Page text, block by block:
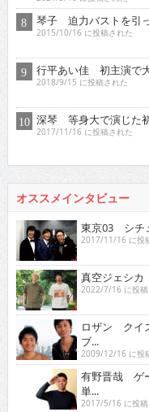
琴子 迫力バストを引
2015/10/16 に投稿された
行平あい佳 初主演で
2018/9/15 に投稿された
深琴 等身大で演じた
2017/11/16 に投稿された
オススメインタビュー
東京03 シチ
2017/11/16 に投
真空ジェシカ
2022/7/16 に投稿
ロザン クイ
ブ...
2009/12/16 に投
有野晋哉 ゲ
単...
2017/5/16 に投稿